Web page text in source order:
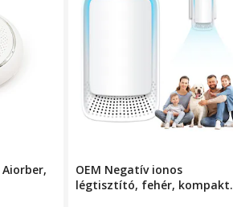
OEM Negatív ionos
légtisztító, fehér, kompakt